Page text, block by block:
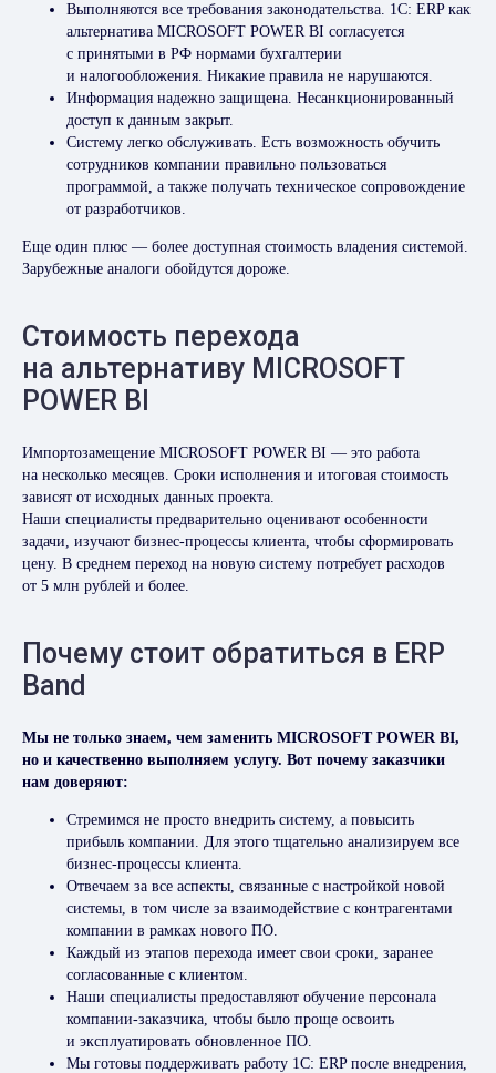
Выполняются все требования законодательства. 1C: ERP как
альтернатива MICROSOFT POWER BI согласуется
с принятыми в РФ нормами бухгалтерии
и налогообложения. Никакие правила не нарушаются.
Информация надежно защищена. Несанкционированный
доступ к данным закрыт.
Систему легко обслуживать. Есть возможность обучить
сотрудников компании правильно пользоваться
программой, а также получать техническое сопровождение
от разработчиков.
Еще один плюс — более доступная стоимость владения системой.
Зарубежные аналоги обойдутся дороже.
Стоимость перехода
на альтернативу MICROSOFT
POWER BI
Импортозамещение MICROSOFT POWER BI — это работа
на несколько месяцев. Сроки исполнения и итоговая стоимость
зависят от исходных данных проекта.
Наши специалисты предварительно оценивают особенности
задачи, изучают бизнес-процессы клиента, чтобы сформировать
цену. В среднем переход на новую систему потребует расходов
от 5 млн рублей и более.
Почему стоит обратиться в ERP
Band
Мы не только знаем, чем заменить MICROSOFT POWER BI,
но и качественно выполняем услугу. Вот почему заказчики
нам доверяют:
Стремимся не просто внедрить систему, а повысить
прибыль компании. Для этого тщательно анализируем все
бизнес-процессы клиента.
Отвечаем за все аспекты, связанные с настройкой новой
системы, в том числе за взаимодействие с контрагентами
компании в рамках нового ПО.
Каждый из этапов перехода имеет свои сроки, заранее
согласованные с клиентом.
Наши специалисты предоставляют обучение персонала
компании-заказчика, чтобы было проще освоить
и эксплуатировать обновленное ПО.
Мы готовы поддерживать работу 1C: ERP после внедрения,